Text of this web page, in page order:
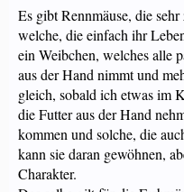
Es gibt Rennmäuse, die
welche, die einfach ihr
ein Weibchen, welches alle
aus der Hand nimmt und
gleich, sobald ich etwas im
die Futter aus der Hand
kommen und solche, die
kann sie daran gewöhnen,
Charakter.